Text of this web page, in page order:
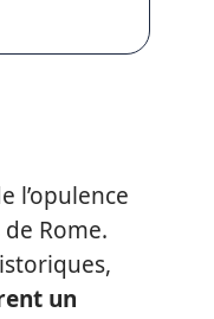
l’opulence
Rome.
un